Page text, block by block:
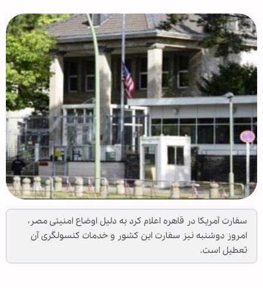
سفارت آمریکا در قاهره اعلام کرد به دلیل اوضاع امنیتی مصر،
امروز دوشنبه نیز سفارت این کشور و خدمات کنسولگری آن
تعطیل است.